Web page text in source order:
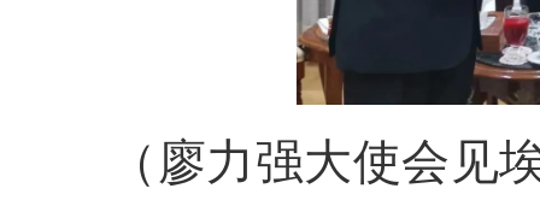
（廖力强大使会见